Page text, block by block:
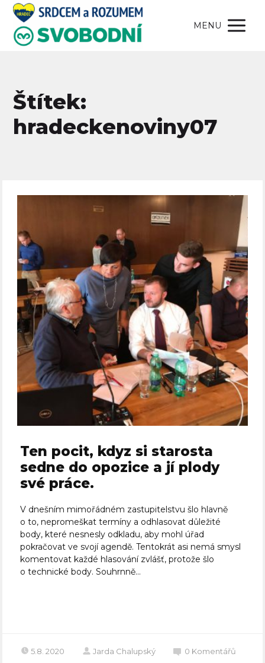
MENU
Štítek:
hradeckenoviny07
Ten pocit, kdyz si starosta
sedne do opozice a jí plody
své práce.
V dnešním mimořádném zastupitelstvu šlo hlavně
o to, nepromeškat termíny a odhlasovat důležité
body, které nesnesly odkladu, aby mohl úřad
pokračovat ve svojí agendě. Tentokrát asi nemá smysl
komentovat každé hlasování zvlášť, protože šlo
o technické body. Souhrnně...
5.8. 2020 Jarda Chalupský 0 Komentářů